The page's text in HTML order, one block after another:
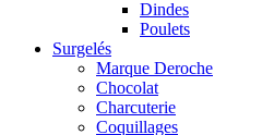
Dindes
Poulets
Surgelés
Marque Deroche
Chocolat
Charcuterie
Coquillages